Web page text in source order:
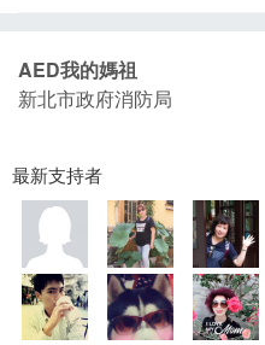
AED我的媽祖
新北市政府消防局
最新支持者